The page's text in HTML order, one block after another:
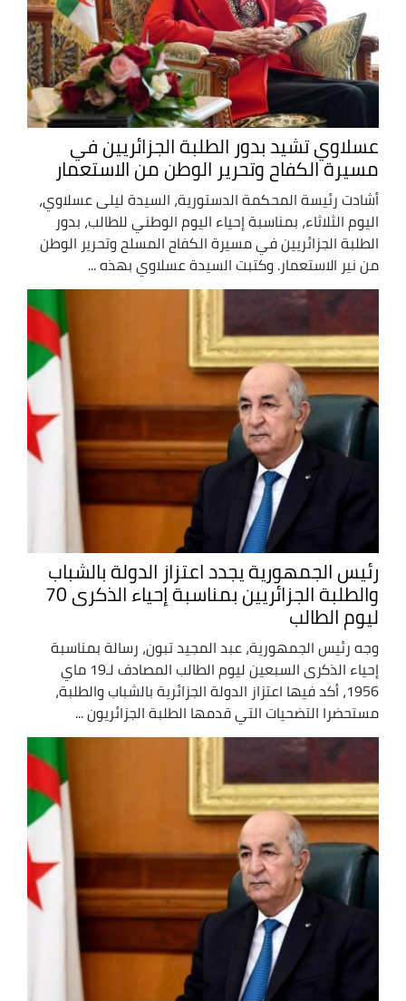
عسلاوي تشيد بدور الطلبة الجزائريين في
مسيرة الكفاح وتحرير الوطن من الاستعمار
أشادت رئيسة المحكمة الدستورية، السيدة ليلى عسلاوي،
اليوم الثلاثاء، بمناسبة إحياء اليوم الوطني للطالب، بدور
الطلبة الجزائريين في مسيرة الكفاح المسلح وتحرير الوطن
من نير الاستعمار. وكتبت السيدة عسلاوي بهذه ...
رئيس الجمهورية يجدد اعتزاز الدولة بالشباب
والطلبة الجزائريين بمناسبة إحياء الذكرى 70
ليوم الطالب
وجه رئيس الجمهورية، عبد المجيد تبون، رسالة بمناسبة
إحياء الذكرى السبعين ليوم الطالب المصادف لـ19 ماي
1956، أكد فيها اعتزاز الدولة الجزائرية بالشباب والطلبة،
مستحضرا التضحيات التي قدمها الطلبة الجزائريون ...